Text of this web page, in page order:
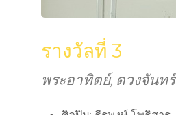
รางวัลที่ 3
พระอาทิตย์, ดวงจันทร์